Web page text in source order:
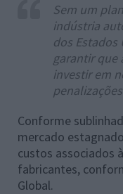
Sem um
indústria
dos Estados
garantir que
investir em
Conforme
mercado
custos associados
fabricantes,
Global.